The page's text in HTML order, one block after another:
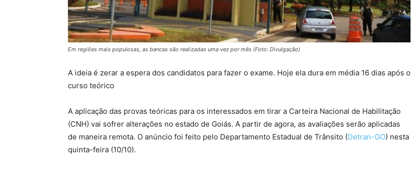
Em regiões mais populosas, as bancas são realizadas uma vez por mês (Foto: Divulgação)
A ideia é zerar a espera dos candidatos para fazer o exame. Hoje ela dura em média 16 dias após o
curso teórico
A aplicação das provas teóricas para os interessados em tirar a Carteira Nacional de Habilitação
(CNH) vai sofrer alterações no estado de Goiás. A partir de agora, as avaliações serão aplicadas
de maneira remota. O anúncio foi feito pelo Departamento Estadual de Trânsito (Detran-GO) nesta
quinta-feira (10/10).